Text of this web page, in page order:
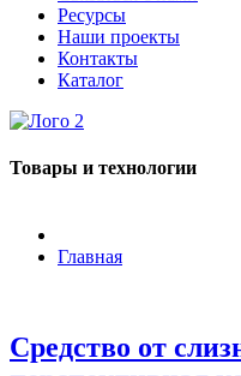
Ресурсы
Наши проекты
Контакты
Каталог
Товары и технологии
Главная
Средство от